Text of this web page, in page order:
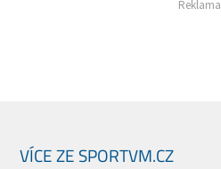
Reklama
VÍCE ZE SPORTVM.CZ